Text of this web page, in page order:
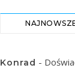
Konrad -